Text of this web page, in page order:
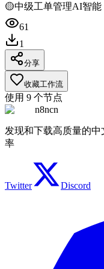
🟡中级工单管理AI智能
61
1
分享
收藏工作流
使用 9 个节点
n8ncn
发现和下载高质量的
率
Twitter Discord